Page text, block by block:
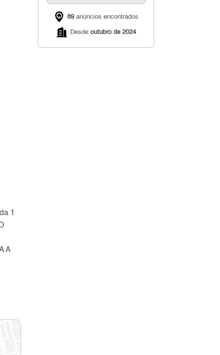
1
A
89 anúncios encontrados
Desde outubro de 2024